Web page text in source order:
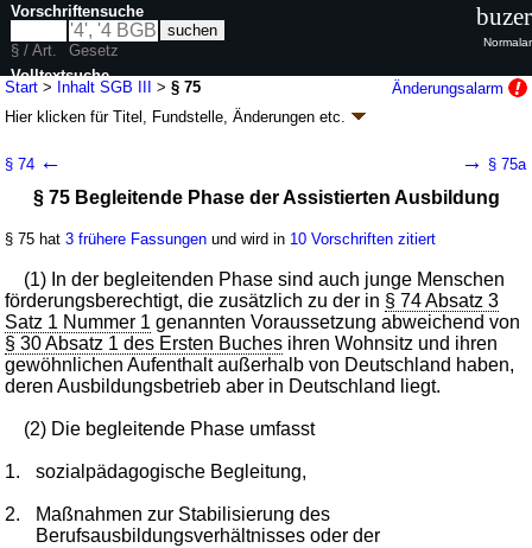
Start > Inhalt SGB III >§ 75
Änderungsalarm
Hier klicken fürTitel, Fundstelle, Änderungen etc.
Arbeitsförderung - (SGB III)
Artikel 1 G. v. 24.03.1997 BGBl. I S. 594 , 595; zuletzt geändert durch
Geltung ab 01.01.1998; FNA: 860-3Sozialgesetzbuch
wird in 991 Vorschriften zitiert
Drittes Kapitel Aktive Arbeitsförderung
Dritter Abschnitt Berufswahl und Berufsausbildung
Vierter Unterabschnitt Berufsausbildung
§ 74 ← → § 75a
§ 75 Begleitende Phase der Assistierten Ausbildung
§ 75 hat3 frühere Fassungen und wird in 10 Vorschriften zitiert
(1) In der begleitenden Phase sind auch junge Menschen
förderungsberechtigt, die zusätzlich zu der in § 74 Absatz 3
Satz 1 Nummer 1 genannten Voraussetzung abweichend von
§ 30 Absatz 1 des Ersten Buches ihren Wohnsitz und ihren
gewöhnlichen Aufenthalt außerhalb von Deutschland haben,
deren Ausbildungsbetrieb aber in Deutschland liegt.
(2) Die begleitende Phase umfasst
1. sozialpädagogische Begleitung,
2.
Maßnahmen zur Stabilisierung des
Berufsausbildungsverhältnisses oder der
Vorschriftensuche
§ / Art.
Gesetz
Volltextsuche
nur in SGB III